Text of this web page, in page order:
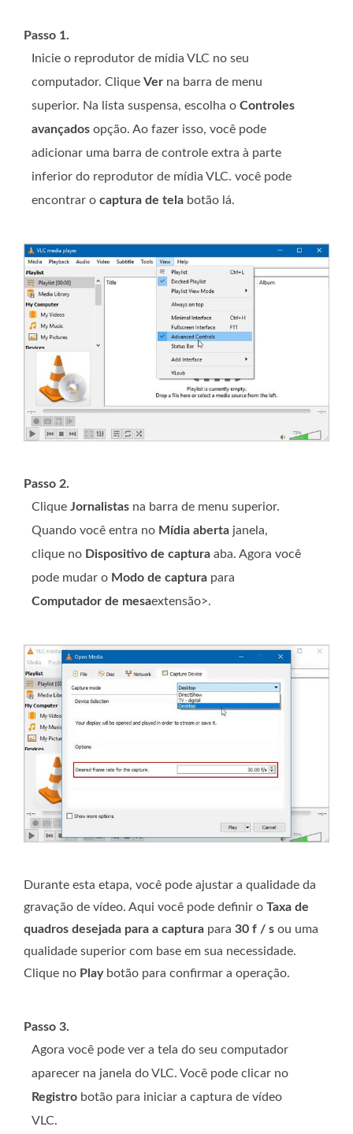
Passo 1.
Inicie o reprodutor de mídia VLC no seu
computador. Clique Ver na barra de menu
superior. Na lista suspensa, escolha o Controles
avançados opção. Ao fazer isso, você pode
adicionar uma barra de controle extra à parte
inferior do reprodutor de mídia VLC. você pode
encontrar o captura de tela botão lá.
Passo 2.
Clique Jornalistas na barra de menu superior.
Quando você entra no Mídia aberta janela,
clique no Dispositivo de captura aba. Agora você
pode mudar o Modo de captura para
Computador de mesaextensão>.
Durante esta etapa, você pode ajustar a qualidade da
gravação de vídeo. Aqui você pode definir o Taxa de
quadros desejada para a captura para 30 f / s ou uma
qualidade superior com base em sua necessidade.
Clique no Playbotão para confirmar a operação.
Passo 3.
Agora você pode ver a tela do seu computador
aparecer na janela do VLC. Você pode clicar no
Registro botão para iniciar a captura de vídeo
VLC.